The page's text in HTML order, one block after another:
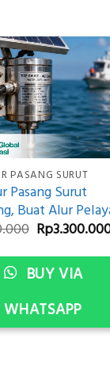
PASANG SURUT
Pasang Surut
Buat Alur
Original
price
was:
Rp3.500.000.
Rp
BUY VIA
WHATSAPP